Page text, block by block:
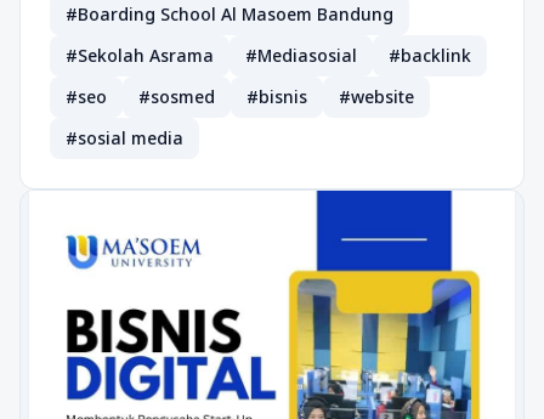
#Boarding School Al Masoem Bandung
#Sekolah Asrama
#Mediasosial
#backlink
#seo
#sosmed #bisnis
#website
#sosial media